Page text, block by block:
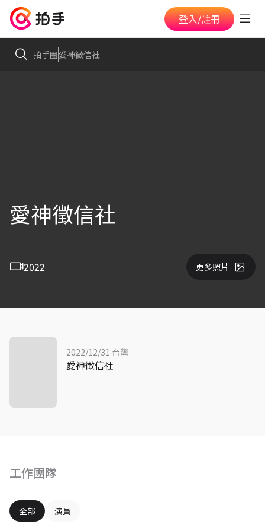
登入/註冊
拍手圈愛神徵信社
愛神徵信社
2022 更多照片
工作團隊
全部 演員
2022/12/31 台灣
愛神徵信社